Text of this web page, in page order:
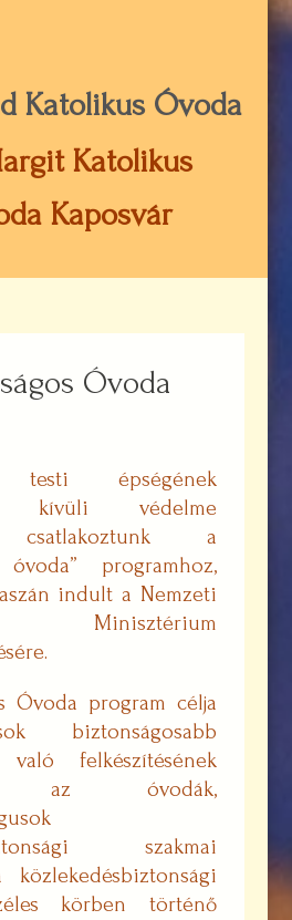
Katolikus Óvoda
Katolikus
Kaposvár
Óvoda
testi épségének
kívüli védelme
csatlakoztunk a
óvoda” programhoz,
indult a Nemzeti
Minisztérium
Óvoda program célja
biztonságosabb
való felkészítésének
az óvodák,
szakmai
közlekedésbiztonsági
körben történő